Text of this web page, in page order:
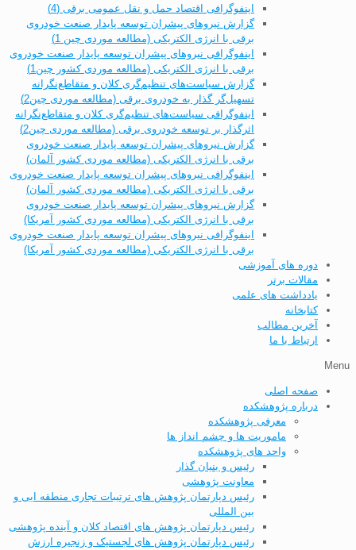
اینفوگرافی اقتصاد حمل و نقل عمومی برقی (4)
گزارش نیروهای پیشران توسعه پایدار صنعت خودروی
برقی با انرژی الکتریکی (مطالعه موردی چین 1)
اینفوگرافی نیروهای پیشران توسعه پایدار صنعت خودروی
برقی با انرژی الکتریکی (مطالعه موردی کشور چین1)
گزارش سیاست‌های تنظیم‌گری کلان و متقاطع‌نگرانه
تسهیل‌گر گذار به خودروی برقی (مطالعه موردی چین2)
اینفوگرافی سیاست‌های تنظیم‌گری کلان و متقاطع‌نگرانه
اثرگذار بر توسعه خودروی برقی (مطالعه موردی چین2)
گزارش نیروهای پیشران توسعه پایدار صنعت خودروی
برقی با انرژی الکتریکی (مطالعه موردی کشور آلمان)
اینفوگرافی نیروهای پیشران توسعه پایدار صنعت خودروی
برقی با انرژی الکتریکی (مطالعه موردی کشور آلمان)
گزارش نیروهای پیشران توسعه پایدار صنعت خودروی
برقی با انرژی الکتریکی (مطالعه موردی کشور آمریکا)
اینفوگرافی نیروهای پیشران توسعه پایدار صنعت خودروی
برقی با انرژی الکتریکی (مطالعه موردی کشور آمریکا)
دوره های آموزشی
مقالات برتر
یادداشت های علمی
کتابخانه
آخرین مطالب
ارتباط با ما
Menu
صفحه اصلی
درباره پژوهشکده
معرفی پژوهشکده
ماموریت ها و چشم انداز ها
واحد های پژوهشکده
رئیس و بنیان گذار
معاونت پژوهشی
رئیس دپارتمان پژوهش های ترتیبات تجاری منطقه ایی و
بین المللی
رئیس دپارتمان پژوهش های اقتصاد کلان و آینده پژوهشی
رئیس دپارتمان پژوهش های لجستیک و زنجیره ارزش